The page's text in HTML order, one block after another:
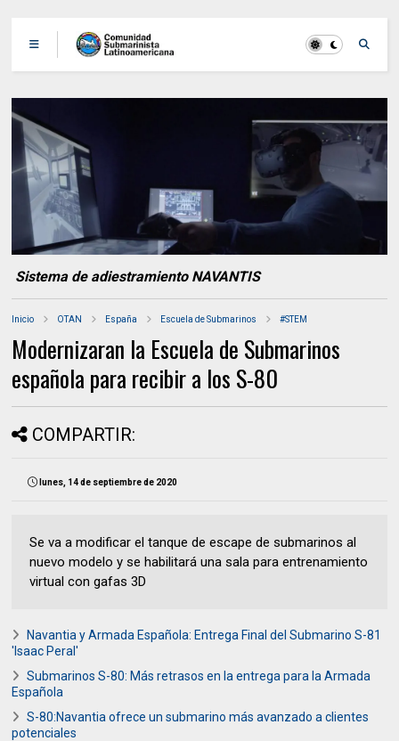
Sistema de adiestramiento NAVANTIS
Inicio OTAN España Escuela de Submarinos #STEM
Modernizaran la Escuela de Submarinos
española para recibir a los S-80
COMPARTIR:
lunes, 14 de septiembre de 2020
Se va a modificar el tanque de escape de submarinos al
nuevo modelo y se habilitará una sala para entrenamiento
virtual con gafas 3D
Navantia y Armada Española: Entrega Final del Submarino S-81
'Isaac Peral'
Submarinos S-80: Más retrasos en la entrega para la Armada
Española
S-80:Navantia ofrece un submarino más avanzado a clientes
potenciales